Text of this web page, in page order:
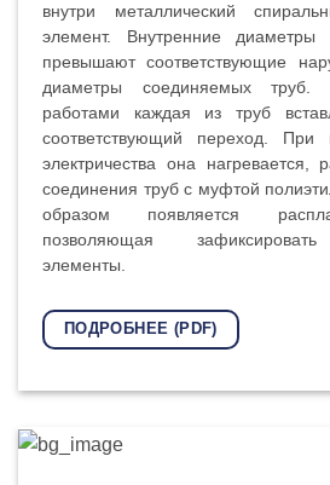
внутри металлический
элемент. Внутренние диаметры
превышают соответствующие
диаметры соединяемых труб.
работами каждая из труб
соответствующий переход.
электричества она нагревается,
соединения труб с муфтой
образом появляется
позволяющая
элементы.
ПОДРОБНЕЕ (PDF)